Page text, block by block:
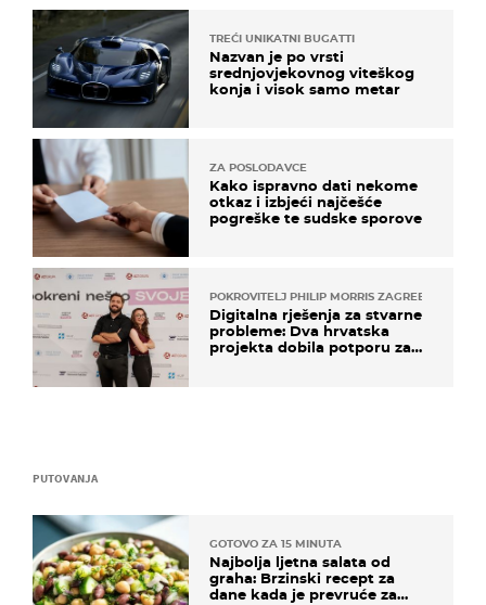
PUTOVANJA
GOTOVO ZA 15 MINUTA
Najbolja ljetna salata od
graha: Brzinski recept za
dane kada je prevruće za
TREĆI UNIKATNI BUGATTI
Nazvan je po vrsti
srednjovjekovnog viteškog
konja i visok samo metar
ZA POSLODAVCE
Kako ispravno dati nekome
otkaz i izbjeći najčešće
pogreške te sudske sporove
POKROVITELJ PHILIP MORRIS ZAGREB
Digitalna rješenja za stvarne
probleme: Dva hrvatska
projekta dobila potporu za